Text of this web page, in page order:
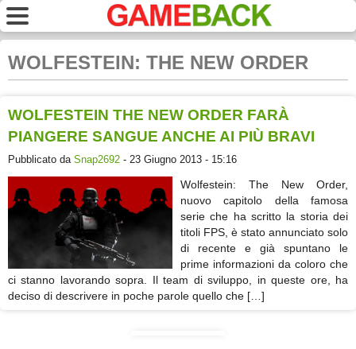
WOLFESTEIN: THE NEW ORDER
WOLFESTEIN THE NEW ORDER FARÀ
PIANGERE SANGUE ANCHE AI PIÙ BRAVI
Pubblicato da Snap2692 - 23 Giugno 2013 - 15:16
Wolfestein: The New Order,
nuovo capitolo della famosa
serie che ha scritto la storia dei
titoli FPS, è stato annunciato solo
di recente e già spuntano le
prime informazioni da coloro che
ci stanno lavorando sopra. Il team di sviluppo, in queste ore, ha
deciso di descrivere in poche parole quello che […]